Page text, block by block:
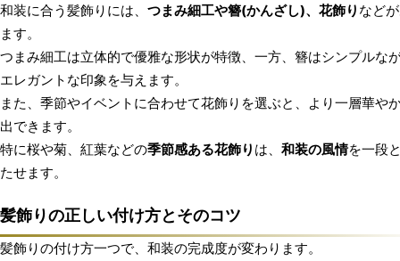
和装に合う髪飾りには、 つまみ細工や簪(かんざし)、花飾り など
ます。
つまみ細工は立体的で優雅な形状が特徴、一方、簪はシンプルな
エレガントな印象を与えます。
また、季節やイベントに合わせて花飾りを選ぶと、より一層華や
出できます。
特に桜や菊、紅葉などの季節感ある花飾り は、 和装の風情を一段
たせます。
髪飾りの正しい付け方とそのコツ
髪飾りの付け方一つで、和装の完成度が変わります。